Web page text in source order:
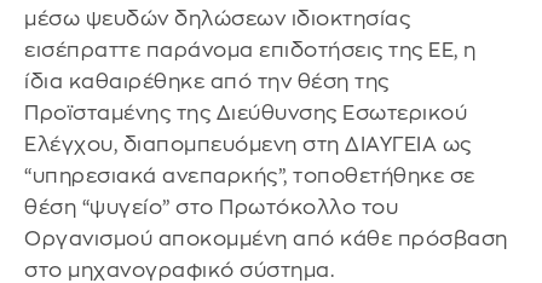
μέσω ψευδών δηλώσεων ιδιοκτησίας
εισέπραττε παράνομα επιδοτήσεις της ΕΕ, η
ίδια καθαιρέθηκε από την θέση της
Προϊσταμένης της Διεύθυνσης Εσωτερικού
Ελέγχου, διαπομπευόμενη στη ΔΙΑΥΓΕΙΑ ως
“υπηρεσιακά ανεπαρκής”, τοποθετήθηκε σε
θέση “ψυγείο” στο Πρωτόκολλο του
Οργανισμού αποκομμένη από κάθε πρόσβαση
στο μηχανογραφικό σύστημα.